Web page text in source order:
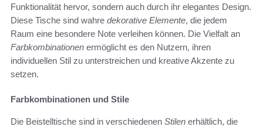
Funktionalität hervor, sondern auch durch ihr elegantes Design.
Diese Tische sind wahre dekorative Elemente, die jedem
Raum eine besondere Note verleihen können. Die Vielfalt an
Farbkombinationen ermöglicht es den Nutzern, ihren
individuellen Stil zu unterstreichen und kreative Akzente zu
setzen.
Farbkombinationen und Stile
Die Beistelltische sind in verschiedenen Stilen erhältlich, die